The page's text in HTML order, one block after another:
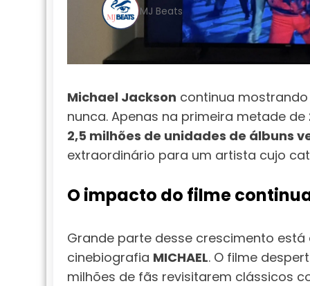
MJ Beats
Michael Jackson continua
nunca. Apenas na primeira metade de
2,5 milhões de unidades de álbuns
extraordinário para um artista cujo
O impacto do filme
Grande parte desse crescimento
cinebiografia MICHAEL. O filme
milhões de fãs revisitarem clássicos